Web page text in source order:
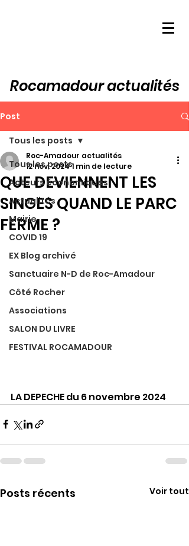
Rocamadour actualités
Post
Tous les posts
Acteurs économiques
Actualités
Mairie
COVID 19
EX Blog archivé
Sanctuaire N-D de Roc-Amadour
Côté Rocher
Associations
SALON DU LIVRE
FESTIVAL ROCAMADOUR
Tous les posts
QUE DEVIENNENT LES
SINGES QUAND LE PARC
FERME ?
Roc-Amadour actualités
12 nov. 20241 min de lecture
LA DEPECHE du 6 novembre 2024
Posts récents Voir tout